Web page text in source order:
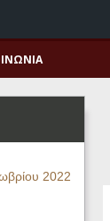
2022